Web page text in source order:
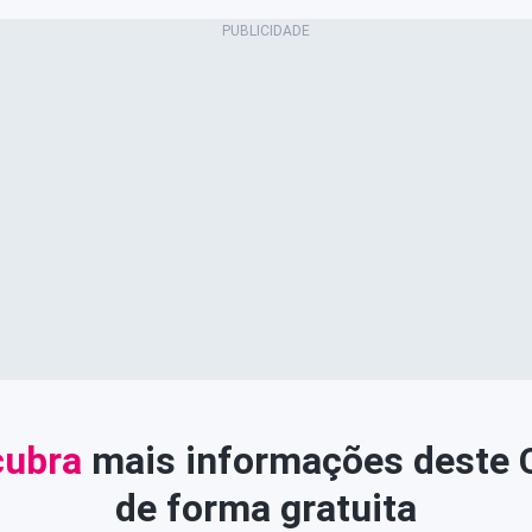
mais informações deste
de forma gratuita